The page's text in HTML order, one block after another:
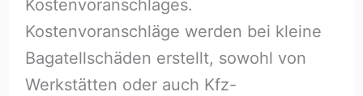
Kostenvoranschlages.
Kostenvoranschläge werden bei kleine
Bagatellschäden erstellt, sowohl von
Werkstätten oder auch Kfz-